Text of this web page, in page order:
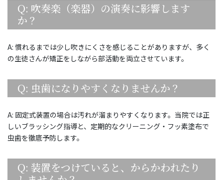
Q: 吹奏楽（楽器）の演奏に影響します
か？
A: 慣れるまでは少し吹きにくさを感じることがありますが、多く
の生徒さんが矯正をしながら部活動を両立させています。
Q: 虫歯になりやすくなりませんか？
A: 固定式装置の場合は汚れが溜まりやすくなります。当院では正
しいブラッシング指導と、定期的なクリーニング・フッ素塗布で
虫歯を徹底予防します。
Q: 装置をつけていると、からかわれたり